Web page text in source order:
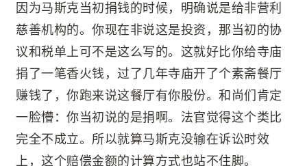
因为马斯克当初捐钱的时候，明确说是给非营利
慈善机构的。你现在非说这是投资，那当初的协
议和税单上可不是这么写的。这就好比你给寺庙
捐了一笔香火钱，过了几年寺庙开了个素斋餐厅
赚钱了，你跑来说这餐厅有你股份。和尚们肯定
一脸懵：你当初说的是捐啊。法官觉得这个类比
完全不成立。所以就算马斯克没输在诉讼时效
上，这个赔偿金额的计算方式也站不住脚。